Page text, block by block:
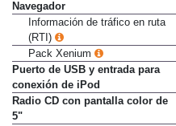
Navegador
Información de tráfico en ruta
(RTI)
Pack Xenium
Puerto de USB y entrada para
conexión de iPod
Radio CD con pantalla color de
5"